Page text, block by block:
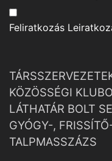
Feliratkozás
KÖZÖSSÉGI
LÁTHATÁR BOLT
GYÓGY-,
TALPMASSZÁZS